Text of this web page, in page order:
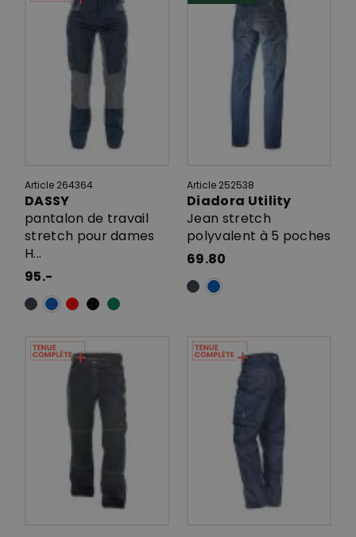
Article 264364
DASSY
pantalon de travail
stretch pour dames
H...
95.-
Article 252538
Diadora Utility
Jean stretch
polyvalent à 5 poches
69.80